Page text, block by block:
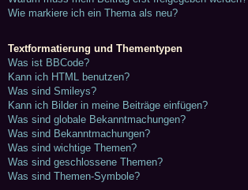
Wie markiere ich ein Thema als neu?
Textformatierung und Thementypen
Was ist BBCode?
Kann ich HTML benutzen?
Was sind Smileys?
Kann ich Bilder in meine Beiträge einfügen?
Was sind globale Bekanntmachungen?
Was sind Bekanntmachungen?
Was sind wichtige Themen?
Was sind geschlossene Themen?
Was sind Themen-Symbole?